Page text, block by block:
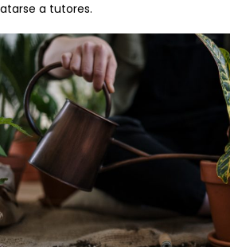
atarse a tutores.